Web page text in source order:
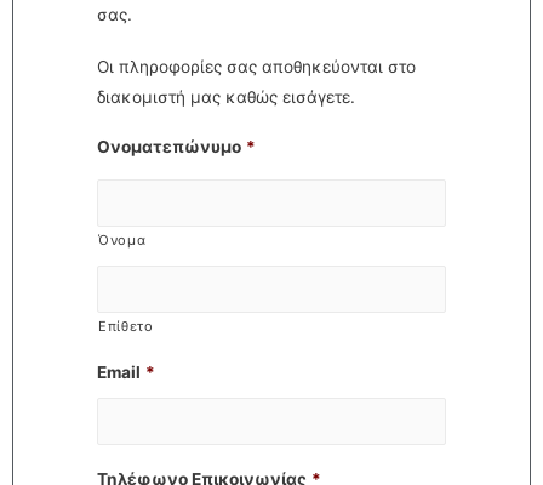
σας.
Οι πληροφορίες σας αποθηκεύονται στο
διακομιστή μας καθώς εισάγετε.
Ονοματεπώνυμο *
Όνομα
Επίθετο
Email *
Τηλέφωνο Επικοινωνίας *